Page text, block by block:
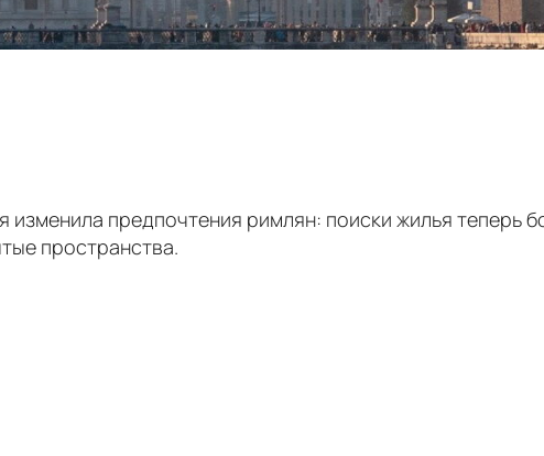
предпочтения римлян: поиски жилья теперь
пространства.